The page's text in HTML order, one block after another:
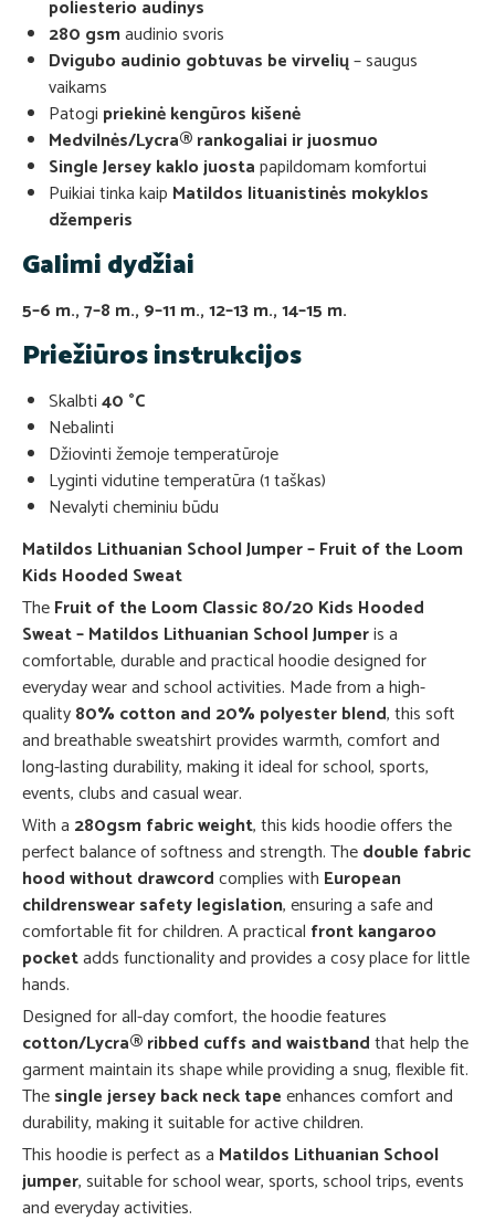
poliesterio audinys
280 gsmaudinio svoris
Dvigubo audinio gobtuvas be virvelių– saugus
vaikams
Patogi priekinė kengūros kišenė
Medvilnės/Lycra® rankogaliai ir juosmuo
Single Jersey kaklo juostapapildomam komfortui
Puikiai tinka kaip Matildos lituanistinės mokyklos
džemperis
Galimi dydžiai
5–6 m., 7–8 m., 9–11 m., 12–13 m., 14–15 m.
Priežiūros instrukcijos
Skalbti40 °C
Nebalinti
Džiovinti žemoje temperatūroje
Lyginti vidutine temperatūra (1 taškas)
Nevalyti cheminiu būdu
Matildos Lithuanian School Jumper – Fruit of the Loom
Kids Hooded Sweat
TheFruit of the Loom Classic 80/20 Kids Hooded
Sweat – Matildos Lithuanian School Jumperis a
comfortable, durable and practical hoodie designed for
everyday wear and school activities. Made from a high-
quality80% cotton and 20% polyester blend, this soft
and breathable sweatshirt provides warmth, comfort and
long-lasting durability, making it ideal for school, sports,
events, clubs and casual wear.
With a 280gsm fabric weight, this kids hoodie offers the
perfect balance of softness and strength. Thedouble fabric
hood without drawcordcomplies with European
childrenswear safety legislation, ensuring a safe and
comfortable fit for children. A practical front kangaroo
pocketadds functionality and provides a cosy place for little
hands.
Designed for all-day comfort, the hoodie features
cotton/Lycra® ribbed cuffs and waistbandthat help the
garment maintain its shape while providing a snug, flexible fit.
Thesingle jersey back neck tapeenhances comfort and
durability, making it suitable for active children.
This hoodie is perfect as a Matildos Lithuanian School
jumper, suitable for school wear, sports, school trips, events
and everyday activities.